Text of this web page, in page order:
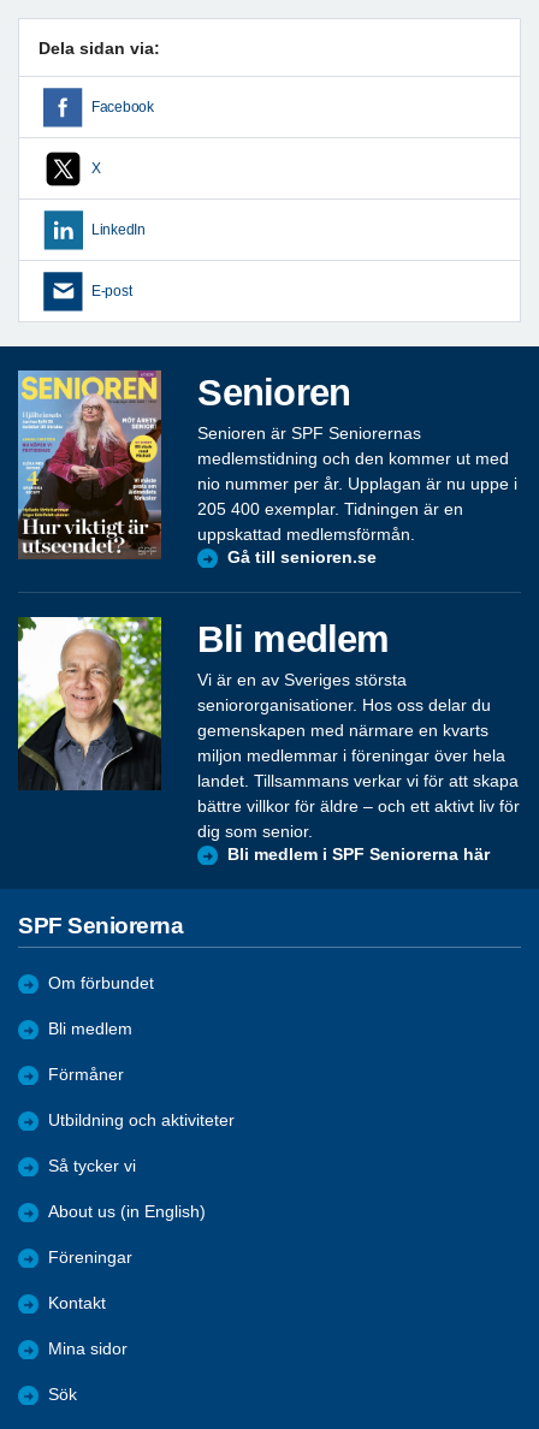
Dela sidan via:
Facebook
X
LinkedIn
E-post
Senioren
Senioren är SPF Seniorernas
medlemstidning och den kommer ut med
nio nummer per år. Upplagan är nu uppe i
205 400 exemplar. Tidningen är en
uppskattad medlemsförmån.
Gå till senioren.se
Bli medlem
Vi är en av Sveriges största
seniororganisationer. Hos oss delar du
gemenskapen med närmare en kvarts
miljon medlemmar i föreningar över hela
landet. Tillsammans verkar vi för att skapa
bättre villkor för äldre – och ett aktivt liv för
dig som senior.
Bli medlem i SPF Seniorerna här
SPF Seniorerna
Om förbundet
Bli medlem
Förmåner
Utbildning och aktiviteter
Så tycker vi
About us (in English)
Föreningar
Kontakt
Mina sidor
Sök